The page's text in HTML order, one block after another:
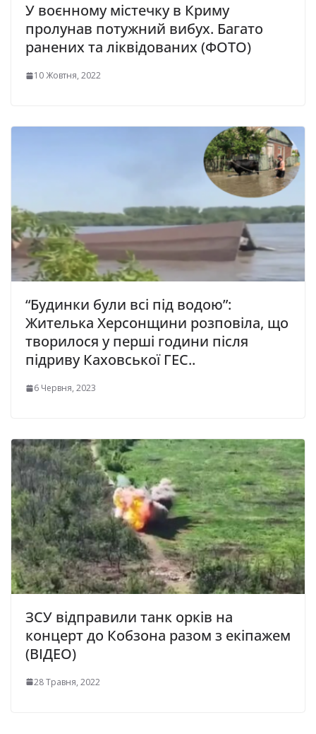
У воєнному містечку в Криму
пролунав потужний вибух. Багато
ранених та ліквідованих (ФОТО)
10 Жовтня, 2022
“Будинки були всі під водою”:
Жителька Херсонщини розповіла, що
творилося у перші години після
підриву Каховської ГЕС..
6 Червня, 2023
ЗСУ відправили танк орків на
концерт до Кобзона разом з екіпажем
(ВІДЕО)
28 Травня, 2022